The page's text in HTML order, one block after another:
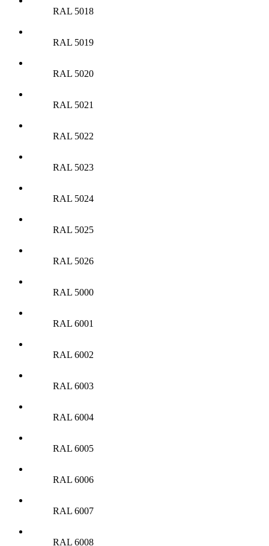
RAL 5018
RAL 5019
RAL 5020
RAL 5021
RAL 5022
RAL 5023
RAL 5024
RAL 5025
RAL 5026
RAL 5000
RAL 6001
RAL 6002
RAL 6003
RAL 6004
RAL 6005
RAL 6006
RAL 6007
RAL 6008